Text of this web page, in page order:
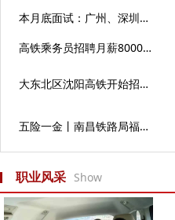
本月底面试：广州、深圳北、佛山、潮汕等站点高铁乘务人员
高铁乘务员招聘月薪8000+，三亚至海口、陵水环岛线路
大东北区沈阳高铁开始招聘了，报名从速
五险一金丨南昌铁路局福州客运段乘务员招聘
职业风采 Show